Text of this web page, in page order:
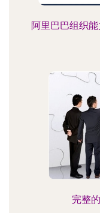
阿里巴巴组织能
完整